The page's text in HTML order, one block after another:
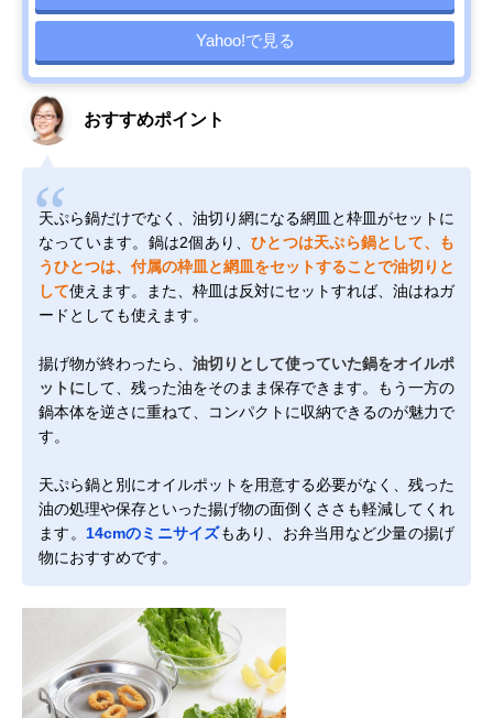
Yahoo!で見る
おすすめポイント
天ぷら鍋だけでなく、油切り網になる網皿と枠皿がセットに
なっています。鍋は2個あり、ひとつは天ぷら鍋として、も
うひとつは、付属の枠皿と網皿をセットすることで油切りと
して使えます。また、枠皿は反対にセットすれば、油はねガ
ードとしても使えます。
揚げ物が終わったら、 油切りとして使っていた鍋をオイルポ
ットに して、残った油をそのまま保存できます。もう一方の
鍋本体を逆さに重ねて、コンパクトに収納できるのが魅力で
す。
天ぷら鍋と別にオイルポットを用意する必要がなく、残った
油の処理や保存といった揚げ物の面倒くささも軽減してくれ
ます。 14cmのミニサイズもあり、お弁当用など少量の揚げ
物におすすめです。